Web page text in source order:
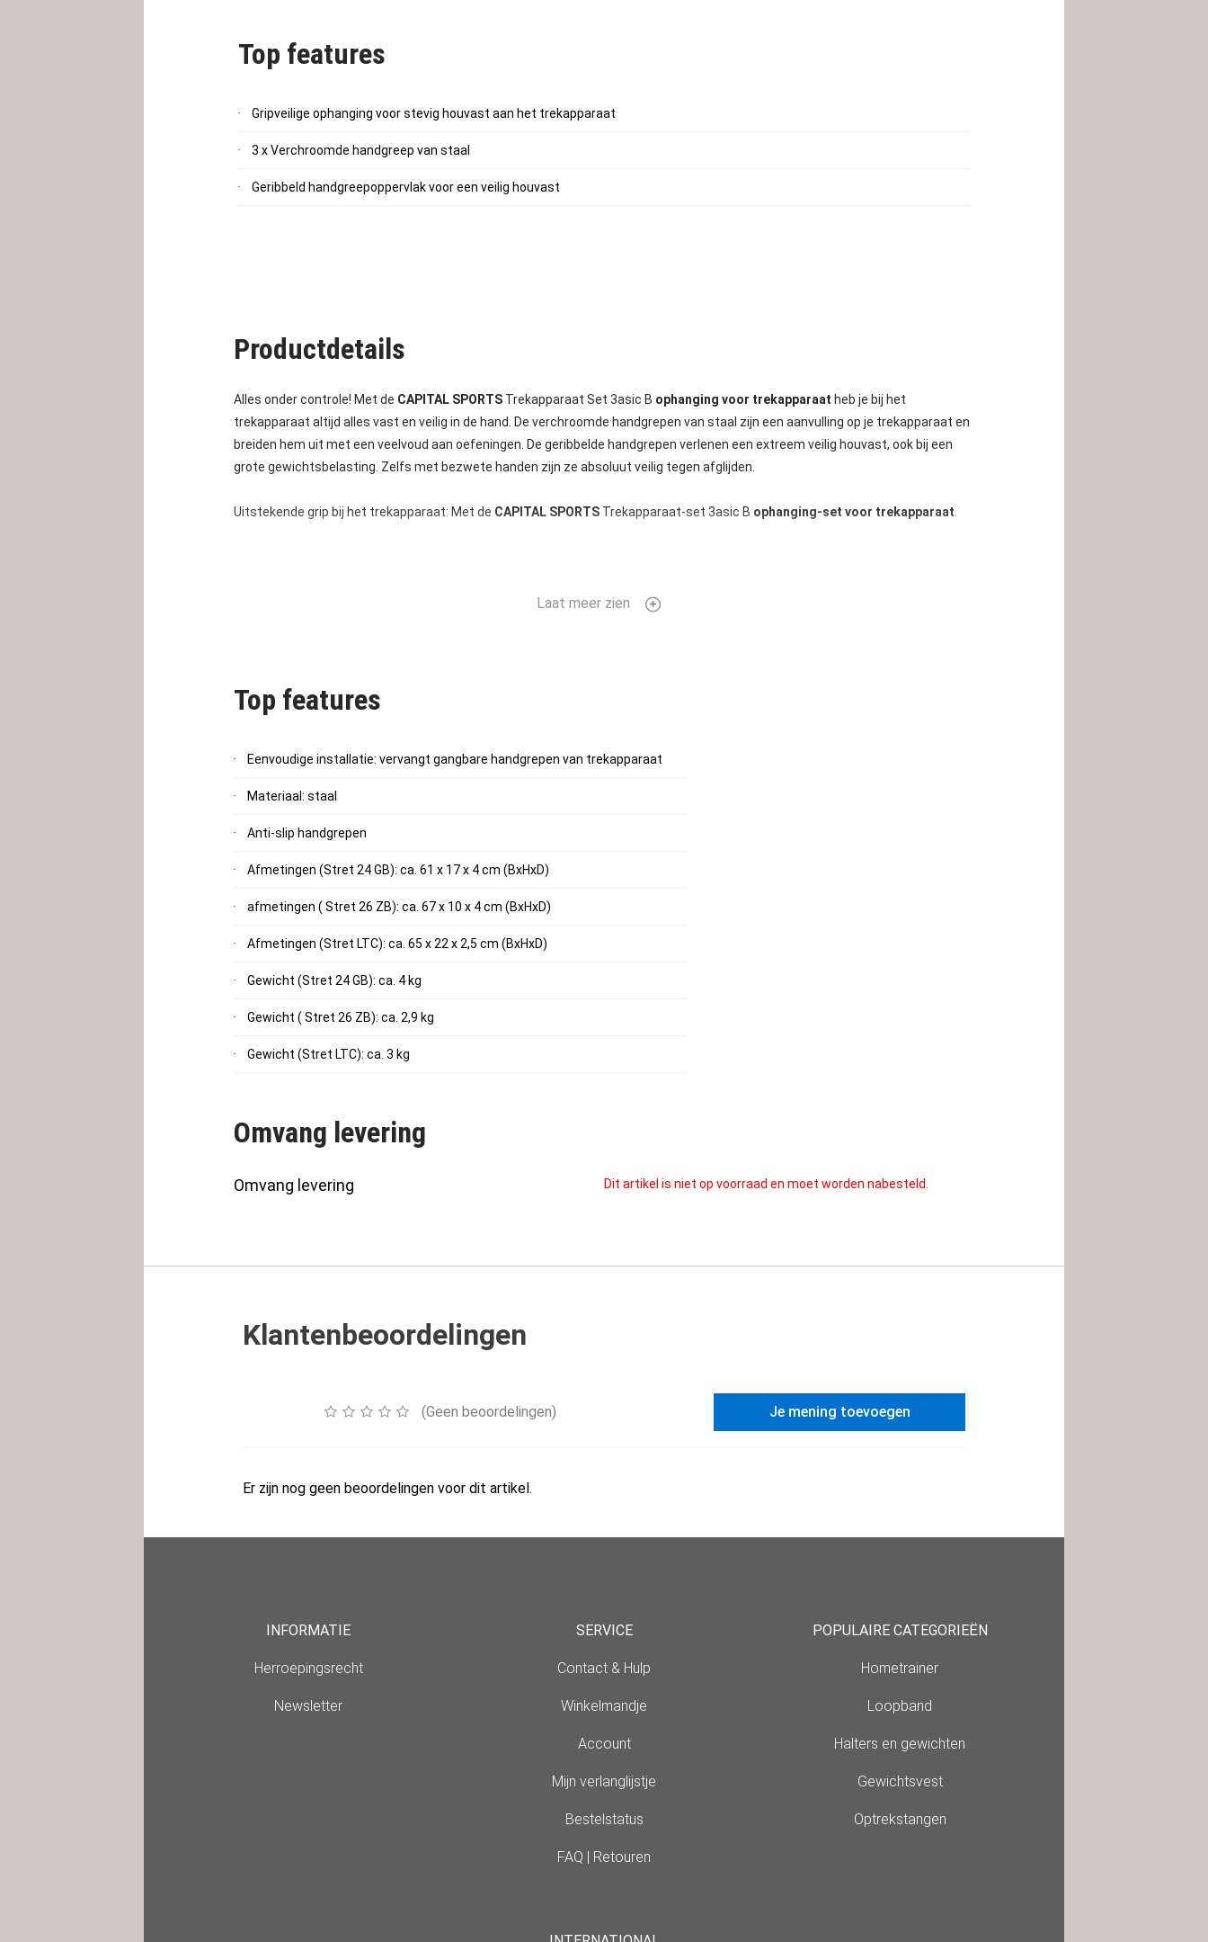
Top features
Gripveilige ophanging voor stevig houvast aan het trekapparaat
3 x Verchroomde handgreep van staal
Geribbeld handgreepoppervlak voor een veilig houvast
Productdetails
Alles onder controle! Met de CAPITAL SPORTS Trekapparaat Set 3asic B ophanging voor trekapparaat heb je bij het
trekapparaat altijd alles vast en veilig in de hand. De verchroomde handgrepen van staal zijn een aanvulling op je trekapparaat en
breiden hem uit met een veelvoud aan oefeningen. De geribbelde handgrepen verlenen een extreem veilig houvast, ook bij een
grote gewichtsbelasting. Zelfs met bezwete handen zijn ze absoluut veilig tegen afglijden.
Uitstekende grip bij het trekapparaat: Met de CAPITAL SPORTS Trekapparaat-set 3asic B ophanging-set voor trekapparaat
Laat meer zien
Top features
Eenvoudige installatie: vervangt gangbare handgrepen van trekapparaat
Materiaal: staal
Anti-slip handgrepen
Afmetingen (Stret 24 GB): ca. 61 x 17 x 4 cm (BxHxD)
afmetingen ( Stret 26 ZB): ca. 67 x 10 x 4 cm (BxHxD)
Afmetingen (Stret LTC): ca. 65 x 22 x 2,5 cm (BxHxD)
Gewicht (Stret 24 GB): ca. 4 kg
Gewicht ( Stret 26 ZB): ca. 2,9 kg
Gewicht (Stret LTC): ca. 3 kg
Omvang levering
Omvang levering Dit artikel is niet op voorraad en moet worden nabesteld.
Klantenbeoordelingen
(Geen beoordelingen) Je mening toevoegen
Er zijn nog geen beoordelingen voor dit artikel.
INFORMATIE
Herroepingsrecht
Newsletter
SERVICE
Contact & Hulp
Winkelmandje
Account
Mijn verlanglijstje
Bestelstatus
FAQ | Retouren
POPULAIRE CATEGORIEËN
Hometrainer
Loopband
Halters en gewichten
Gewichtsvest
Optrekstangen